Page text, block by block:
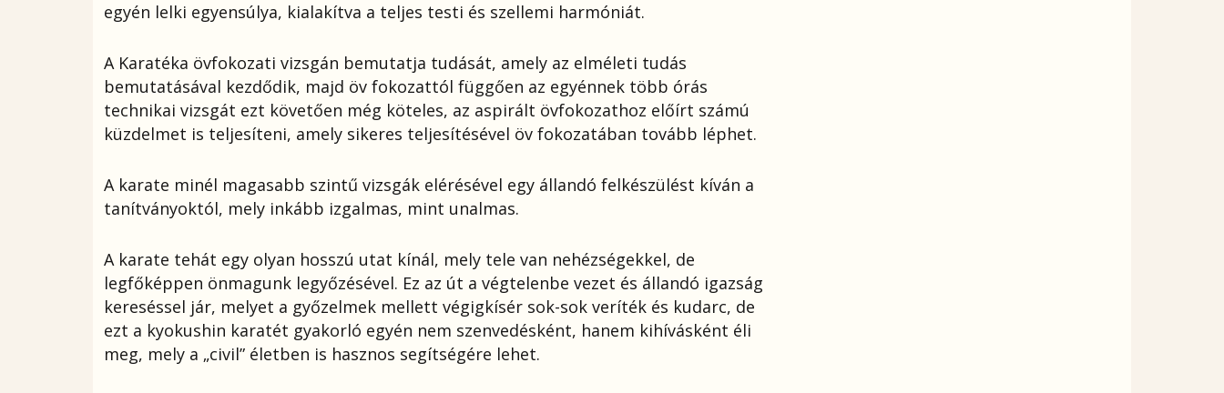
egyén lelki egyensúlya, kialakítva a teljes testi és szellemi harmóniát.
A Karatéka övfokozati vizsgán bemutatja tudását, amely az elméleti tudás
bemutatásával kezdődik, majd öv fokozattól függően az egyénnek több órás
technikai vizsgát ezt követően még köteles, az aspirált övfokozathoz előírt számú
küzdelmet is teljesíteni, amely sikeres teljesítésével öv fokozatában tovább léphet.
A karate minél magasabb szintű vizsgák elérésével egy állandó felkészülést kíván a
tanítványoktól, mely inkább izgalmas, mint unalmas.
A karate tehát egy olyan hosszú utat kínál, mely tele van nehézségekkel, de
legfőképpen önmagunk legyőzésével. Ez az út a végtelenbe vezet és állandó igazság
kereséssel jár, melyet a győzelmek mellett végigkísér sok-sok veríték és kudarc, de
ezt a kyokushin karatét gyakorló egyén nem szenvedésként, hanem kihívásként éli
meg, mely a „civil” életben is hasznos segítségére lehet.